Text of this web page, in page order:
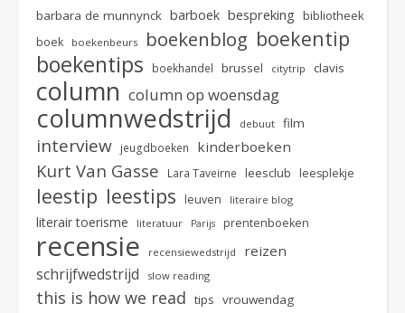
barbara de munnynck barboek bespreking bibliotheek
boek boekenbeurs boekenblog boekentip
boekentips boekhandel brussel citytrip clavis
column column op woensdag
columnwedstrijd debuut film
interview jeugdboeken kinderboeken
Kurt Van Gasse Lara Taveirne leesclub leesplekje
leestip leestips leuven literaire blog
literair toerisme literatuur Parijs prentenboeken
recensie recensiewedstrijd reizen
schrijfwedstrijd slow reading
this is how we read tips vrouwendag